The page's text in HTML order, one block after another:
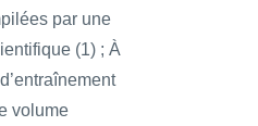
par une
(1) ; À
volume